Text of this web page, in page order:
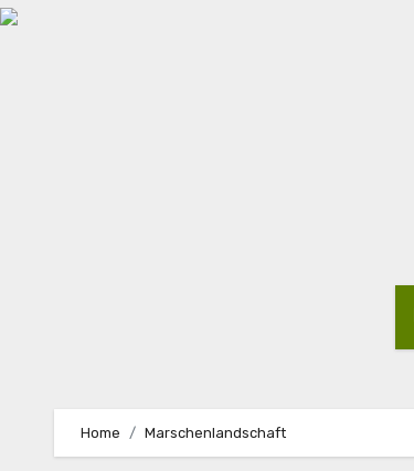
Zum
Home Marschenlandschaft